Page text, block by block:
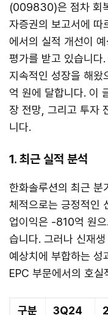
(009830)은 점차 회
자증권의 보고서에 따
에서의 실적 개선이
평가를 받고 있습니다
지속적인 성장을 해
억 원에 달합니다. 이
장 전망, 그리고 투자
니다.
1. 최근 실적 분석
한화솔루션의 최근 분
체적으로는 긍정적인
업이익은 -810억 원
습니다. 그러나 신재
예상치에 부합하는 성
EPC 부문에서의 호
구분 3Q24